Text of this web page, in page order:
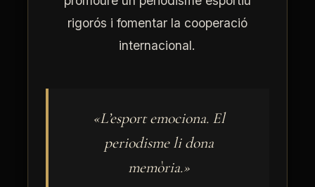
rigorós i fomentar la cooperació
internacional.
«L’esport emociona. El
periodisme li dona
memòria.»